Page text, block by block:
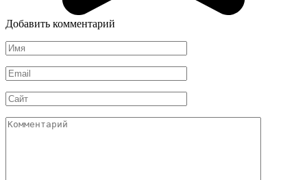
Добавить комментарий
Имя
*
Email
*
Сайт
Комментарий